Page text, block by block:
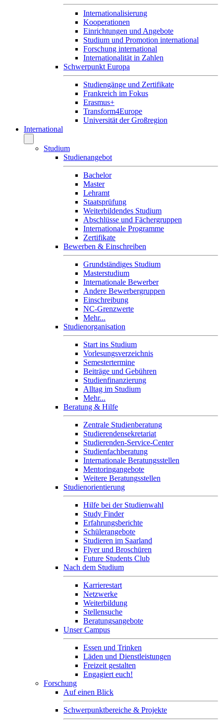
Internationalisierung
Kooperationen
Einrichtungen und Angebote
Studium und Promotion international
Forschung international
Internationalität in Zahlen
Schwerpunkt Europa
Studiengänge und Zertifikate
Frankreich im Fokus
Erasmus+
Transform4Europe
Universität der Großregion
International
Studium
Studienangebot
Bachelor
Master
Lehramt
Staatsprüfung
Weiterbildendes Studium
Abschlüsse und Fächergruppen
Internationale Programme
Zertifikate
Bewerben & Einschreiben
Grundständiges Studium
Masterstudium
Internationale Bewerber
Andere Bewerbergruppen
Einschreibung
NC-Grenzwerte
Mehr...
Studienorganisation
Start ins Studium
Vorlesungsverzeichnis
Semestertermine
Beiträge und Gebühren
Studienfinanzierung
Alltag im Studium
Mehr...
Beratung & Hilfe
Zentrale Studienberatung
Studierendensekretariat
Studierenden-Service-Center
Studienfachberatung
Internationale Beratungsstellen
Mentoringangebote
Weitere Beratungsstellen
Studienorientierung
Hilfe bei der Studienwahl
Study Finder
Erfahrungsberichte
Schülerangebote
Studieren im Saarland
Flyer und Broschüren
Future Students Club
Nach dem Studium
Karrierestart
Netzwerke
Weiterbildung
Stellensuche
Beratungsangebote
Unser Campus
Essen und Trinken
Läden und Dienstleistungen
Freizeit gestalten
Engagiert euch!
Forschung
Auf einen Blick
Schwerpunktbereiche & Projekte